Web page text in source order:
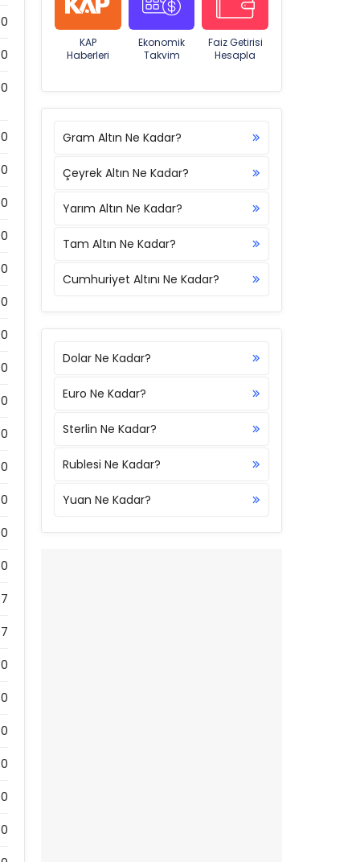
0
0
0
0
0
0
0
0
0
0
0
KAP
Haberleri
Ekonomik
Takvim
Faiz Getirisi
Hesapla
Gram Altın Ne Kadar?
Çeyrek Altın Ne Kadar?
Yarım Altın Ne Kadar?
Tam Altın Ne Kadar?
Cumhuriyet Altını Ne Kadar?
Dolar Ne Kadar?
Euro Ne Kadar?
Sterlin Ne Kadar?
Rublesi Ne Kadar?
Yuan Ne Kadar?